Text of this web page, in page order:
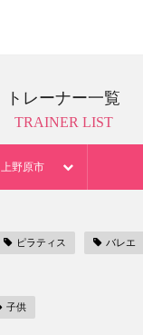
トレーナー一覧
TRAINER LIST
上野原市
ピラティス バレエ
子供